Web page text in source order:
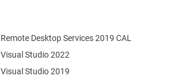
Remote Desktop Services 2019 CAL
Visual Studio 2022
Visual Studio 2019